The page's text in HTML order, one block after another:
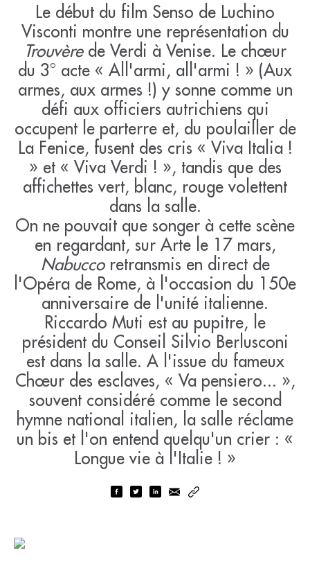
Le début du film Senso de Luchino
Visconti montre une représentation du
Trouvèrede Verdi à Venise. Le chœur
du 3° acte « All'armi, all'armi ! » (Aux
armes, aux armes !) y sonne comme un
défi aux officiers autrichiens qui
occupent le parterre et, du poulailler de
La Fenice, fusent des cris « Viva Italia !
» et « Viva Verdi ! », tandis que des
affichettes vert, blanc, rouge volettent
dans la salle.
On ne pouvait que songer à cette scène
en regardant, sur Arte le 17 mars,
Nabuccoretransmis en direct de
l'Opéra de Rome, à l'occasion du 150e
anniversaire de l'unité italienne.
Riccardo Muti est au pupitre, le
président du Conseil Silvio Berlusconi
est dans la salle. A l'issue du fameux
Chœur des esclaves, « Va pensiero... »,
souvent considéré comme le second
hymne national italien, la salle réclame
un bis et l'on entend quelqu'un crier : «
Longue vie à l'Italie ! »